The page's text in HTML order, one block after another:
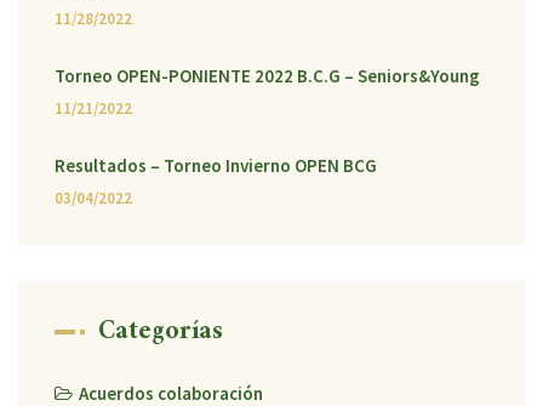
11/28/2022
Torneo OPEN-PONIENTE 2022 B.C.G – Seniors&Young
11/21/2022
Resultados – Torneo Invierno OPEN BCG
03/04/2022
Categorías
Acuerdos colaboración